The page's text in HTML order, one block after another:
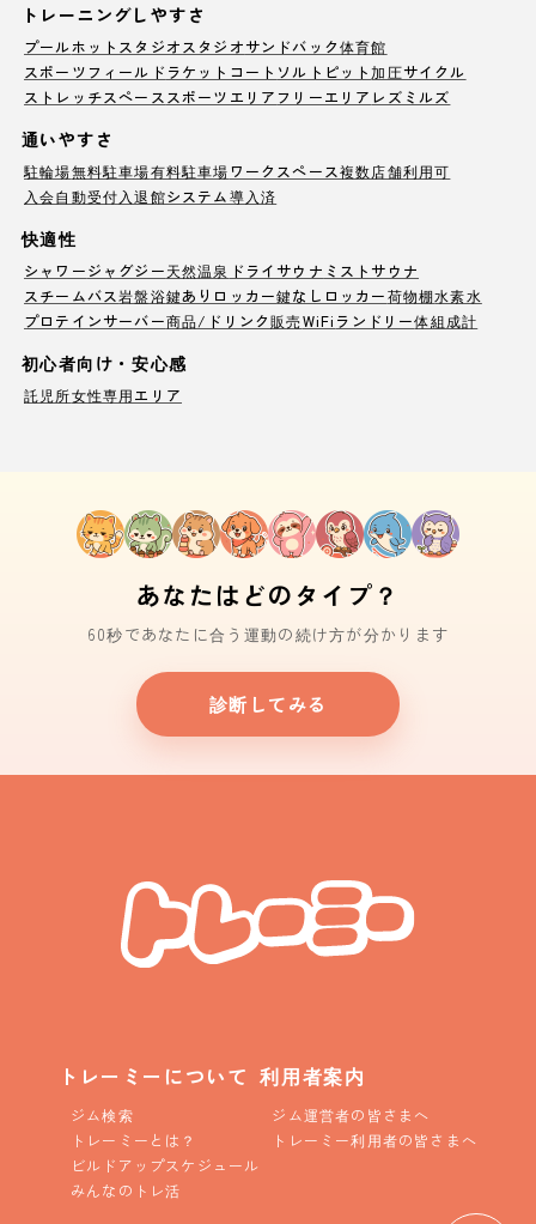
トレーニングしやすさ
プールホットスタジオ スタジオサンドバック体育館
スポーツフィールド ラケットコート ソルトピット加圧サイクル
ストレッチスペース スポーツエリア フリーエリア レズミルズ
通いやすさ
駐輪場無料駐車場有料駐車場ワークスペース複数店舗利用可
入会自動受付 入退館システム導入済
快適性
シャワージャグジー天然温泉 ドライサウナ ミストサウナ
スチームバス岩盤浴鍵ありロッカー鍵なしロッカー荷物棚水素水
プロテインサーバー商品/ドリンク販売WiFi ランドリー体組成計
初心者向け・安心感
託児所女性専用エリア
あなたはどのタイプ？
60秒であなたに合う運動の続け方が分かります
診断してみる
トレーミーについて
ジム検索
トレーミーとは？
ビルドアップスケジュール
みんなのトレ活
利用者案内
ジム運営者の皆さまへ
トレーミー利用者の皆さまへ